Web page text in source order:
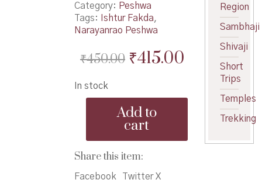
Category: Peshwa
Tags:
Ishtur Fakda,
Narayanrao Peshwa
₹450.00 Original
was:
₹450.00.
₹415.00Current
is:
₹415.00.
In stock
quantity
Add to
cart
Share this item:
Facebook
Twitter X
Region
Sambhaji
Shivaji
Short
Trips
Temples
Trekking